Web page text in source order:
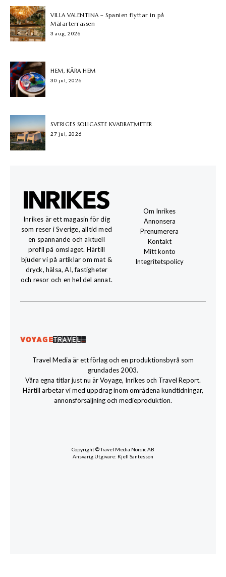
VILLA VALENTINA – Spanien flyttar in på
Mälarterrassen
3 aug, 2026
HEM, KÄRA HEM
30 jul, 2026
SVERIGES SOLIGASTE KVADRATMETER
27 jul, 2026
Inrikes är ett magasin för dig
som reser i Sverige, alltid med
en spännande och aktuell
profil på omslaget. Härtill
bjuder vi på artiklar om mat &
dryck, hälsa, AI, fastigheter
och resor och en hel del annat.
Om Inrikes
Annonsera
Prenumerera
Kontakt
Mitt konto
Integritetspolicy
Travel Media är ett förlag och en produktionsbyrå som
grundades 2003.
Våra egna titlar just nu är Voyage, Inrikes och Travel Report.
Härtill arbetar vi med uppdrag inom områdena kundtidningar,
annonsförsäljning och medieproduktion.
Copyright © Travel Media Nordic AB
Ansvarig Utgivare: Kjell Santesson